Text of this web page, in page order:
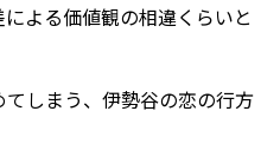
よる価値観の相違くらいと
しまう、伊勢谷の恋の行方